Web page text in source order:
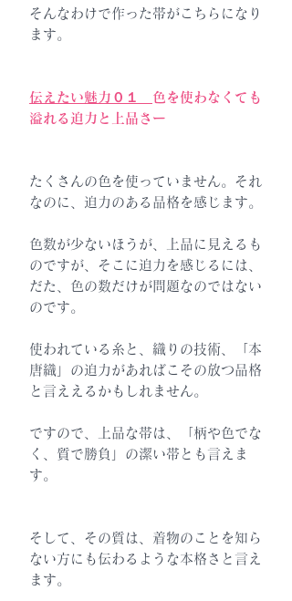
そんなわけで作った帯がこちらになり
ます。
伝えたい魅力０１ 色を使わなくても
溢れる迫力と上品さー
たくさんの色を使っていません。それ
なのに、迫力のある品格を感じます。
色数が少ないほうが、上品に見えるも
のですが、そこに迫力を感じるには、
だた、色の数だけが問題なのではない
のです。
使われている糸と、織りの技術、「本
唐織」の迫力があればこその放つ品格
と言ええるかもしれません。
ですので、上品な帯は、「柄や色でな
く、質で勝負」の潔い帯とも言えま
す。
そして、その質は、着物のことを知ら
ない方にも伝わるような本格さと言え
ます。